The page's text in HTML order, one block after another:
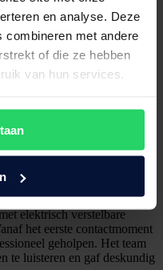
en analyse. Deze
combineren met andere
of die ze hebben
van hun services.
we onlangs een
elektrisch verstelbare
het eerste contactmoment
geholpen. Het team
te luisteren en gaf deskundig